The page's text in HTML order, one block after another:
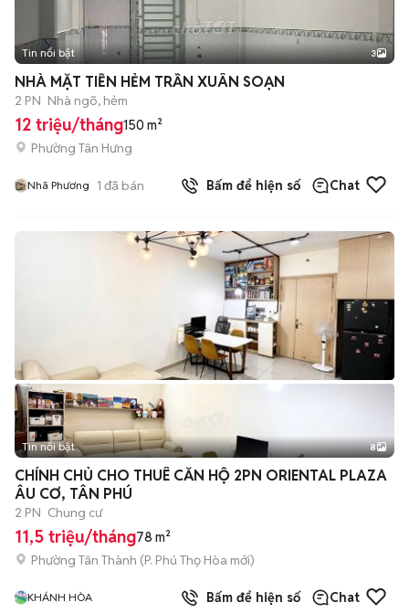
Tin nổi bật 3
NHÀ MẶT TIỀN HẺM TRẦN XUÂN SOẠN
2 PN Nhà ngõ, hẻm
12 triệu/tháng150 m²
Phường Tân Hưng
Nhã Phương 1 đã bán Bấm để hiện số Chat
+2
Tin nổi bật 8
CHÍNH CHỦ CHO THUÊ CĂN HỘ 2PN ORIENTAL PLAZA
ÂU CƠ, TÂN PHÚ
2 PN Chung cư
11,5 triệu/tháng78 m²
Phường Tân Thành (P. Phú Thọ Hòa mới)
KHÁNH HÒA Bấm để hiện số Chat